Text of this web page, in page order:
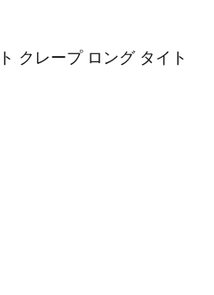
クレープ ロング タイト